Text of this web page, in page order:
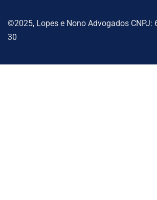
©2025, Lopes e Nono Advogados CNPJ:
30